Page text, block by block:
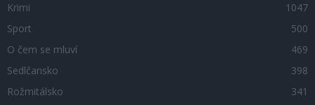
Krimi
1047
Sport
500
O čem se mluví
469
Sedlčansko
398
Rožmitálsko
341